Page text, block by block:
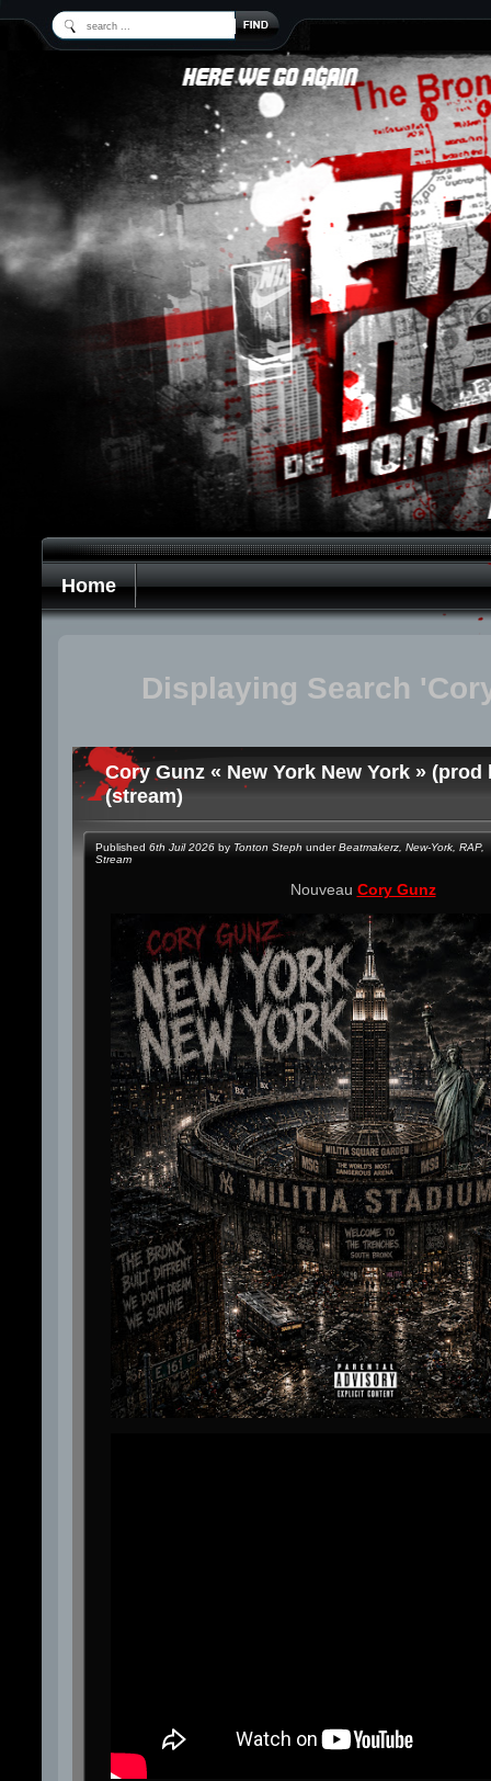
Home
Displaying Search
Cory Gunz « New York New York » (prod
(stream)
Published 6th Juil 2026 by Tonton Steph underBeatmakerz New-York RAP,
Stream
Nouveau Cory Gunz